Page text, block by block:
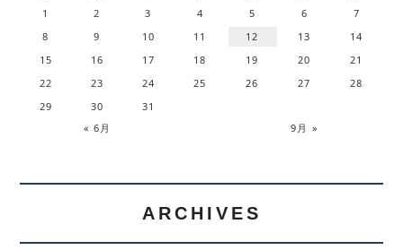
« 6月 9月 »
1 2 3 4 5 6
7
8
9 10 11 12 13
14
15
16 17 18 19 20
21
22
23 24 25 26 27
28
29
30 31
ARCHIVES